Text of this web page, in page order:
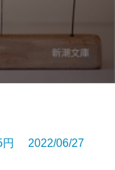
円 2022/06/27